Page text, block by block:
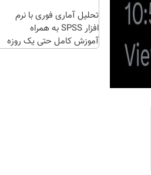
تحلیل آماری فوری با نرم
افزار SPSS به همراه
آموزش کامل حتی یک روزه